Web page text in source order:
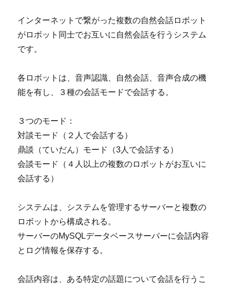
インターネットで繋がった複数の自然会話ロボット
がロボット同士でお互いに自然会話を行うシステム
です。
各ロボットは、音声認識、自然会話、音声合成の機
能を有し、３種の会話モードで会話する。
３つのモード：
対談モード（２人で会話する）
鼎談（ていだん）モード（3人で会話する）
会談モード（４人以上の複数のロボットがお互いに
会話する）
システムは、システムを管理するサーバーと複数の
ロボットから構成される。
サーバーのMySQLデータベースサーバーに会話内容
とログ情報を保存する。
会話内容は、ある特定の話題について会話を行うこ